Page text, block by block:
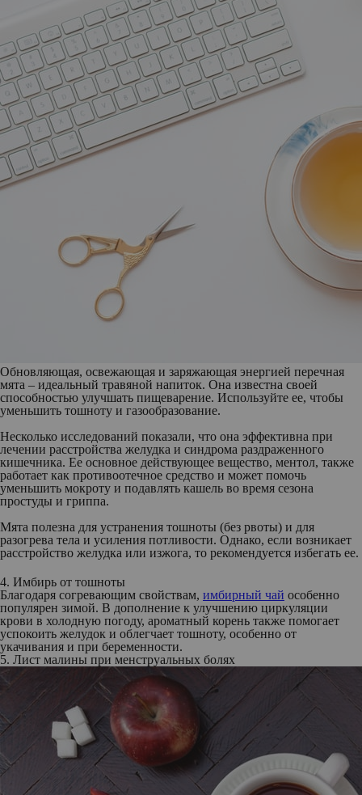
Обновляющая, освежающая и заряжающая энергией перечная
мята – идеальный травяной напиток. Она известна своей
способностью улучшать пищеварение. Используйте ее, чтобы
уменьшить тошноту и газообразование.
Несколько исследований показали, что она эффективна при
лечении расстройства желудка и синдрома раздраженного
кишечника. Ее основное действующее вещество, ментол, также
работает как противоотечное средство и может помочь
уменьшить мокроту и подавлять кашель во время сезона
простуды и гриппа.
Мята полезна для устранения тошноты (без рвоты) и для
разогрева тела и усиления потливости. Однако, если возникает
расстройство желудка или изжога, то рекомендуется избегать ее.
4. Имбирь от тошноты
Благодаря согревающим свойствам, имбирный чай особенно
популярен зимой. В дополнение к улучшению циркуляции
крови в холодную погоду, ароматный корень также помогает
успокоить желудок и облегчает тошноту, особенно от
укачивания и при беременности.
5. Лист малины при менструальных болях